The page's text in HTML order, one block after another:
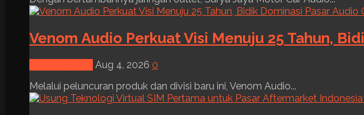
Venom Audio Perkuat Visi Menuju 25 Tahun,
Aug 4, 2026 0
Melalui peluncuran produk dan divisi baru ini, Venom Audio...